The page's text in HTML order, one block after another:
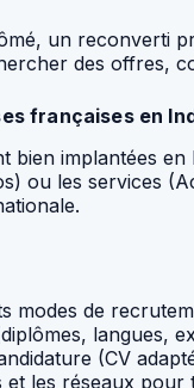
un reconverti
des offres,
françaises en
bien implantées
ou les services
modes de
langues,
(CV
et les réseaux